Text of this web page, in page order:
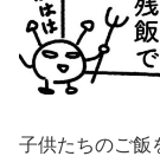
子供たちのご飯